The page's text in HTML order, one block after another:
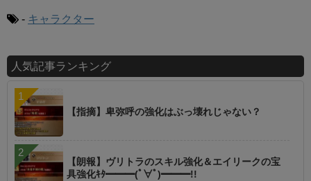
- キャラクター
人気記事ランキング
【指摘】卑弥呼の強化はぶっ壊れじゃない？
【朗報】ヴリトラのスキル強化＆エイリークの宝
具強化ｷﾀ━━━(ﾟ∀ﾟ)━━━!!